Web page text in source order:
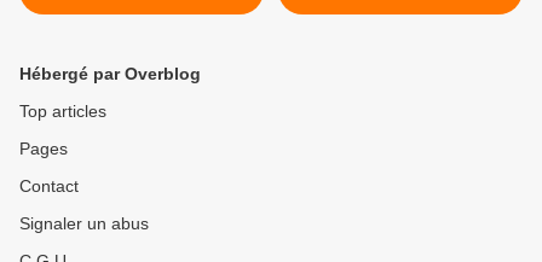
Hébergé par Overblog
Top articles
Pages
Contact
Signaler un abus